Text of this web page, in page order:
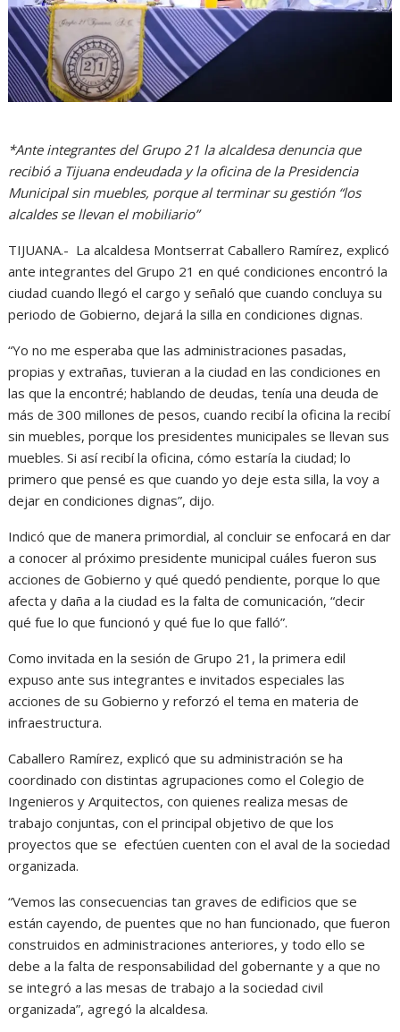
*Ante integrantes del Grupo 21 la alcaldesa denuncia que
recibió a Tijuana endeudada y la oficina de la Presidencia
Municipal sin muebles, porque al terminar su gestión “los
alcaldes se llevan el mobiliario”
TIJUANA.- La alcaldesa Montserrat Caballero Ramírez, explicó
ante integrantes del Grupo 21 en qué condiciones encontró la
ciudad cuando llegó el cargo y señaló que cuando concluya su
periodo de Gobierno, dejará la silla en condiciones dignas.
“Yo no me esperaba que las administraciones pasadas,
propias y extrañas, tuvieran a la ciudad en las condiciones en
las que la encontré; hablando de deudas, tenía una deuda de
más de 300 millones de pesos, cuando recibí la oficina la recibí
sin muebles, porque los presidentes municipales se llevan sus
muebles. Si así recibí la oficina, cómo estaría la ciudad; lo
primero que pensé es que cuando yo deje esta silla, la voy a
dejar en condiciones dignas”, dijo.
Indicó que de manera primordial, al concluir se enfocará en dar
a conocer al próximo presidente municipal cuáles fueron sus
acciones de Gobierno y qué quedó pendiente, porque lo que
afecta y daña a la ciudad es la falta de comunicación, “decir
qué fue lo que funcionó y qué fue lo que falló”.
Como invitada en la sesión de Grupo 21, la primera edil
expuso ante sus integrantes e invitados especiales las
acciones de su Gobierno y reforzó el tema en materia de
infraestructura.
Caballero Ramírez, explicó que su administración se ha
coordinado con distintas agrupaciones como el Colegio de
Ingenieros y Arquitectos, con quienes realiza mesas de
trabajo conjuntas, con el principal objetivo de que los
proyectos que se efectúen cuenten con el aval de la sociedad
organizada.
“Vemos las consecuencias tan graves de edificios que se
están cayendo, de puentes que no han funcionado, que fueron
construidos en administraciones anteriores, y todo ello se
debe a la falta de responsabilidad del gobernante y a que no
se integró a las mesas de trabajo a la sociedad civil
organizada”, agregó la alcaldesa.